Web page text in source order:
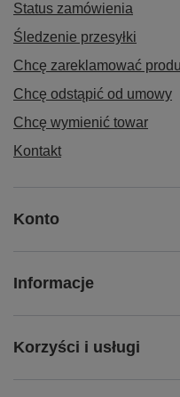
Status zamówienia
Śledzenie przesyłki
Chcę zareklamować
Chcę odstąpić od umowy
Chcę wymienić towar
Kontakt
Konto
Informacje
Korzyści i usługi